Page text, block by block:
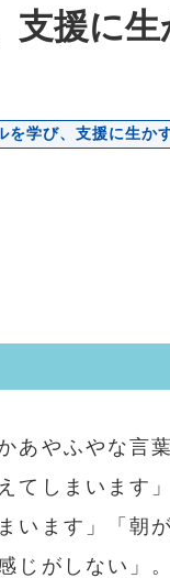
援に生
を学び、支援に生かす
あやふやな言
てしまいます
います」「朝
じがしない」。